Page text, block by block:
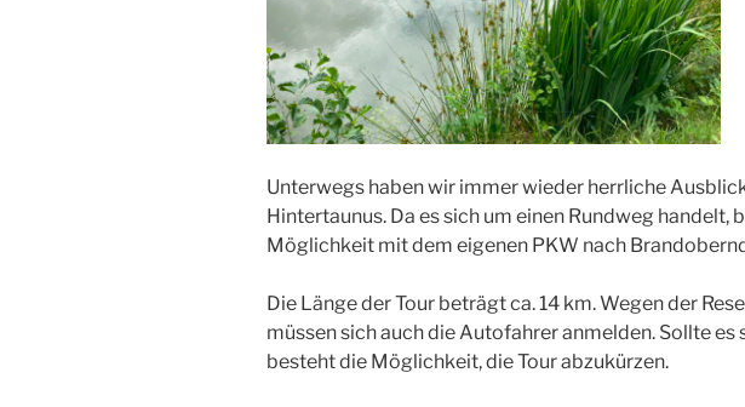
Unterwegs haben wir immer wieder herrliche
Hintertaunus. Da es sich um einen Rundweg handelt,
Möglichkeit mit dem eigenen PKW nach
Die Länge der Tour beträgt ca. 14 km. Wegen der
müssen sich auch die Autofahrer anmelden. Sollte es
besteht die Möglichkeit, die Tour abzukürzen.